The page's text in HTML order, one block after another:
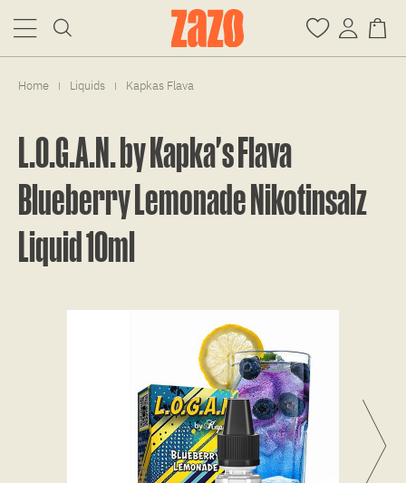
Home | Liquids | Kapkas Flava
L.O.G.A.N. by Kapka's Flava
Blueberry Lemonade Nikotinsalz
Liquid 10ml